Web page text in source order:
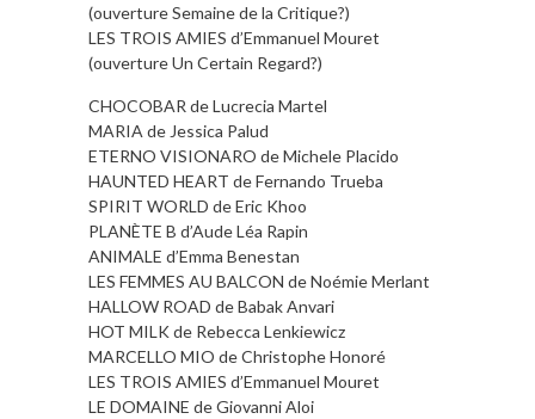
(ouverture Semaine de la Critique?)
LES TROIS AMIES d’Emmanuel Mouret
(ouverture Un Certain Regard?)
CHOCOBAR de Lucrecia Martel
MARIA de Jessica Palud
ETERNO VISIONARO de Michele Placido
HAUNTED HEART de Fernando Trueba
SPIRIT WORLD de Eric Khoo
PLANÈTE B d’Aude Léa Rapin
ANIMALE d’Emma Benestan
LES FEMMES AU BALCON de Noémie Merlant
HALLOW ROAD de Babak Anvari
HOT MILK de Rebecca Lenkiewicz
MARCELLO MIO de Christophe Honoré
LES TROIS AMIES d’Emmanuel Mouret
LE DOMAINE de Giovanni Aloi